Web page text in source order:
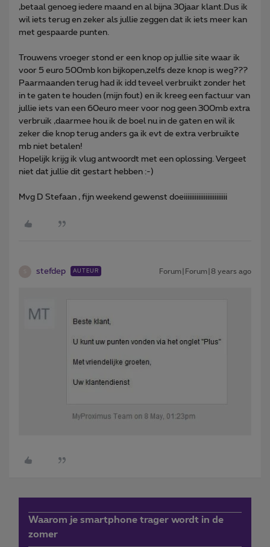
,betaal genoeg iedere maand en al bijna 30jaar klant.Dus ik
wil iets terug en zeker als jullie zeggen dat ik iets meer kan
met gespaarde punten.
Trouwens vroeger stond er een knop op jullie site waar ik
voor 5 euro 500mb kon bijkopen,zelfs deze knop is weg???
Paarmaanden terug had ik idd teveel verbruikt zonder het
in te gaten te houden (mijn fout) en ik kreeg een factuur van
jullie iets van een 60euro meer voor nog geen 300mb extra
verbruik ,daarmee hou ik de boel nu in de gaten en wil ik
zeker die knop terug anders ga ik evt de extra verbruikte
mb niet betalen!
Hopelijk krijg ik vlug antwoordt met een oplossing. Vergeet
niet dat jullie dit gestart hebben :-)
Mvg D Stefaan , fijn weekend gewenst doeiiiiiiiiiiiiiiiiiiiiiiii
stefdep AUTEUR Forum|Forum|8 years ago
Waarom je smartphone trager wordt in de
zomer